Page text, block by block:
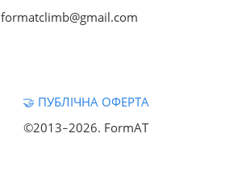
formatclimb@gmail.com
🤝 ПУБЛІЧНА ОФЕРТА
©2013‒2026. FormAT